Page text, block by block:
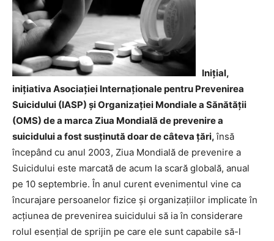
Inițial,
inițiativa Asociației Internaționale pentru Prevenirea
Suicidului (IASP) și Organizației Mondiale a Sănătății
(OMS) de a marca Ziua Mondială de prevenire a
suicidului a fost susținută doar de câteva țări,însă
începând cu anul 2003, Ziua Mondială de prevenire a
Suicidului este marcată de acum la scară globală, anual
pe 10 septembrie. În anul curent evenimentul vine ca
încurajare persoanelor fizice și organizațiilor implicate în
acțiunea de prevenirea suicidului să ia în considerare
rolul esențial de sprijin pe care ele sunt capabile să-l